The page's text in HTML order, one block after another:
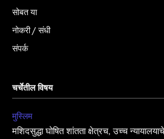
सोबत या
नोकरी / संधी
संपर्क
चर्चेतील विषय
मुस्लिम
मशिदसुद्धा घोषित शांतता क्षेत्रच, उच्च